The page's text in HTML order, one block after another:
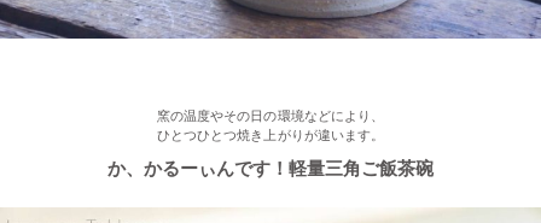
2022/12/22
窯の温度やその日の環境などにより、
ひとつひとつ焼き上がりが違います。
か、かるーぃんです！軽量三角ご飯茶碗